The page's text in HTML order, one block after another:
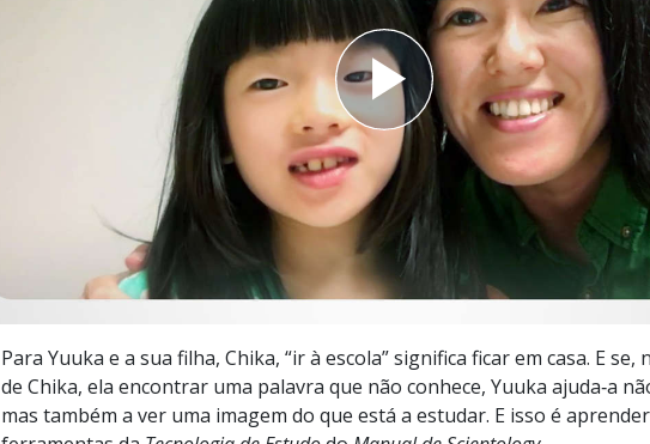
Para Yuuka e a sua filha, Chika, “ir à escola” significa ficar em casa. E se,
de Chika, ela encontrar uma palavra que não conhece, Yuuka ajuda‑a
mas também a ver uma imagem do que está a estudar. E isso é